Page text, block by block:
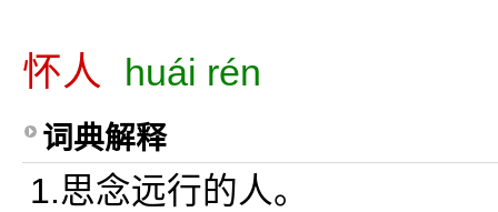
怀人 huái rén
词典解释
1.思念远行的人。